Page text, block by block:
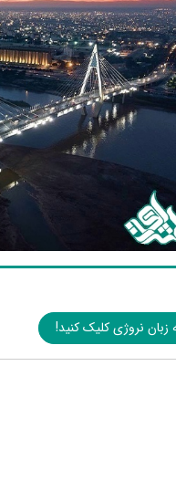
نروژی کلیک کنید!